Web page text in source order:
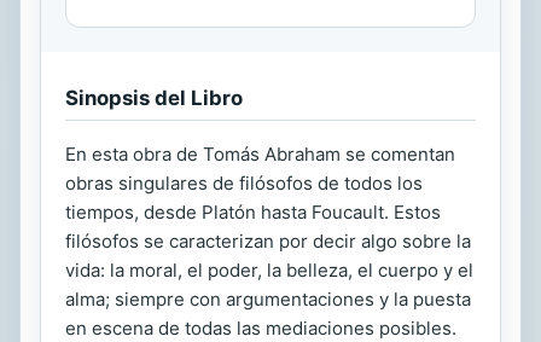
Sinopsis del Libro
En esta obra de Tomás Abraham se comentan
obras singulares de filósofos de todos los
tiempos, desde Platón hasta Foucault. Estos
filósofos se caracterizan por decir algo sobre la
vida: la moral, el poder, la belleza, el cuerpo y el
alma; siempre con argumentaciones y la puesta
en escena de todas las mediaciones posibles.